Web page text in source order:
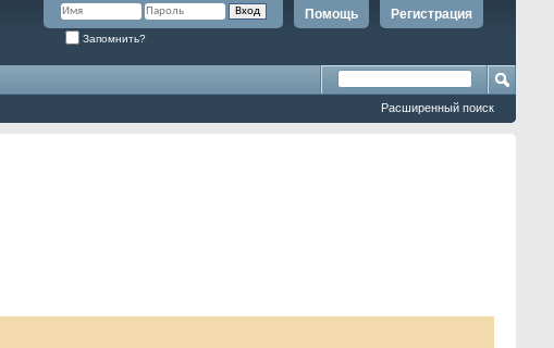
Регистрация
Помощь
Запомнить?
Расширенный поиск